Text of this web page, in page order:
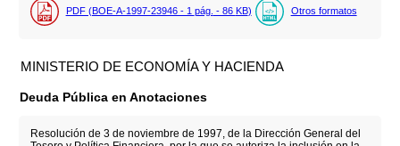
PDF (BOE-A-1997-23946 - 1 pág. - 86 KB) Otros formatos
MINISTERIO DE ECONOMÍA Y HACIENDA
Deuda Pública en Anotaciones
Resolución de 3 de noviembre de 1997, de la Dirección General del